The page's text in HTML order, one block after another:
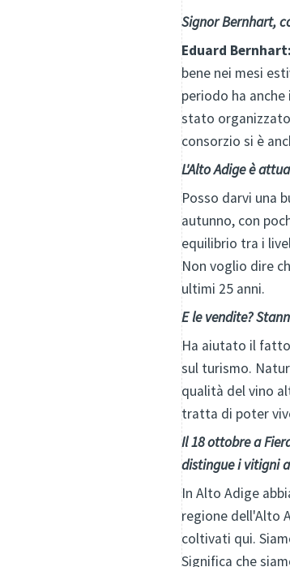
Signor Bernhart,
Eduard Bernhart:
bene nei mesi
periodo ha
stato
consorzio si è
L'Alto Adige è
Posso darvi una
autunno, con
equilibrio tra i
Non voglio dire
ultimi 25 anni.
E le vendite?
Ha aiutato il fatto
sul turismo.
qualità del vino
tratta di poter
Il 18 ottobre a
distingue i vitigni
In Alto Adige
regione dell'Alto
coltivati qui.
Significa che